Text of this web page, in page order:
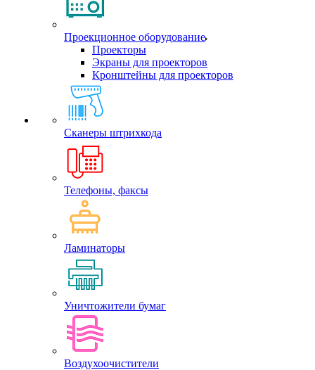
Проекционное оборудование
Проекторы
Экраны для проекторов
Кронштейны для проекторов
Сканеры штрихкода
Телефоны, факсы
Ламинаторы
Уничтожители бумаг
Воздухоочистители